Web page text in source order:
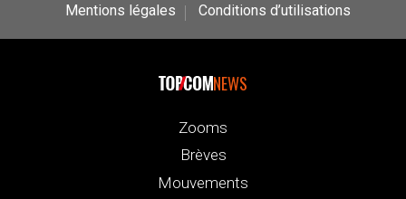
Mentions légales
Conditions d’utilisations
NEWS
Zooms
Brèves
Mouvements